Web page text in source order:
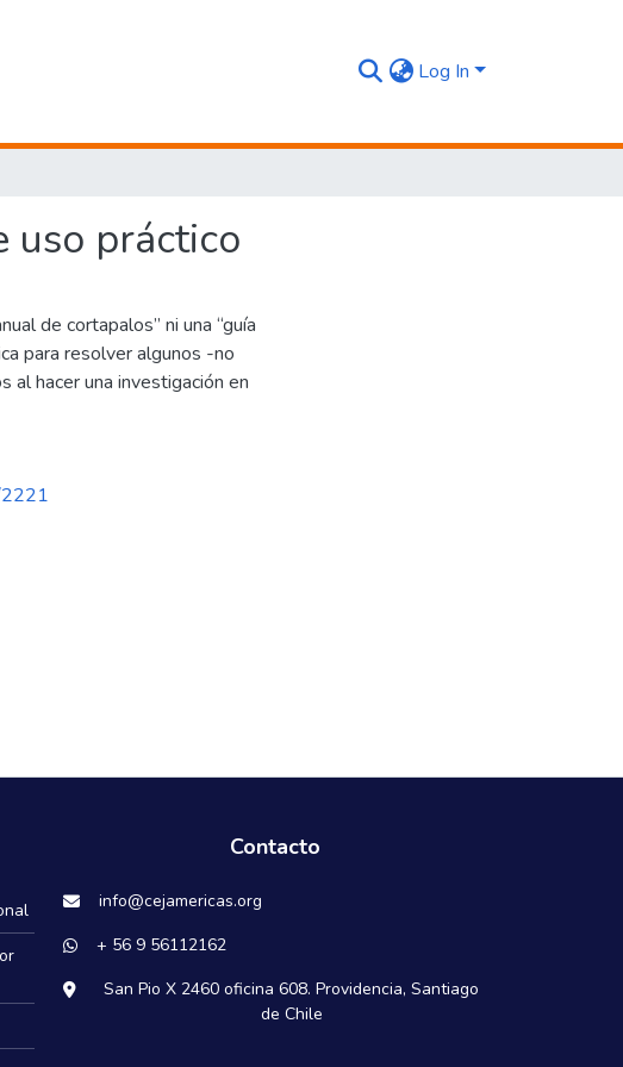
Log In
uso práctico
de cortapalos” ni una “guía
para resolver algunos -no
hacer una investigación en
Contacto
info@cejamericas.org
+ 56 9 56112162
San Pio X 2460 oficina 608. Providencia, Santiago
de Chile